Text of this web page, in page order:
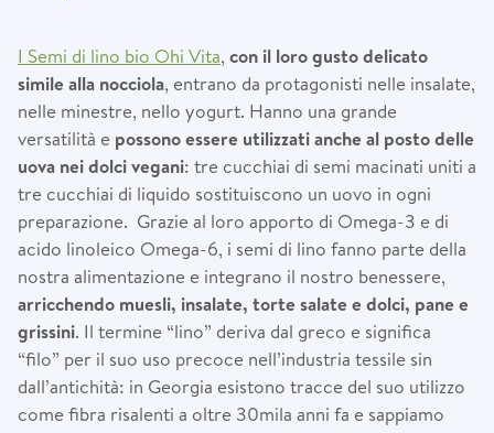
I Semi di lino bio Ohi Vita, con il loro gusto delicato
simile alla nocciola, entrano da protagonisti nelle insalate,
nelle minestre, nello yogurt. Hanno una grande
versatilità e possono essere utilizzati anche al posto delle
uova nei dolci vegani: tre cucchiai di semi macinati uniti a
tre cucchiai di liquido sostituiscono un uovo in ogni
preparazione. Grazie al loro apporto di Omega-3 e di
acido linoleico Omega-6, i semi di lino fanno parte della
nostra alimentazione e integrano il nostro benessere,
arricchendo muesli, insalate, torte salate e dolci, pane e
grissini. Il termine “lino” deriva dal greco e significa
“filo” per il suo uso precoce nell’industria tessile sin
dall’antichità: in Georgia esistono tracce del suo utilizzo
come fibra risalenti a oltre 30mila anni fa e sappiamo